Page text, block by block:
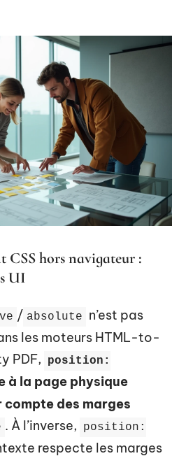
CSS hors navigateur :
UI
/ absolute
n’est pas
les moteurs HTML-to-
PDF,
position:
à la page physique
des marges
. À l’inverse,
position:
respecte les marges